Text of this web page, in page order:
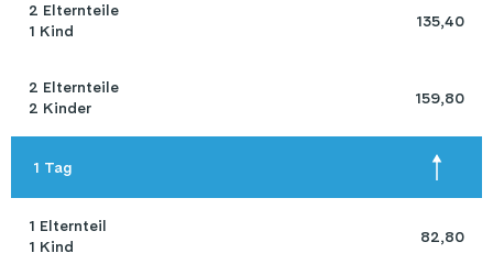
2 Elternteile
1 Kind
135,40
2 Elternteile
2 Kinder
159,80
1 Tag
1 Elternteil
1 Kind
82,80